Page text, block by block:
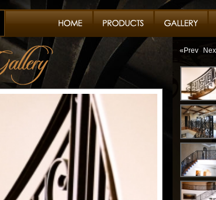
«Prev